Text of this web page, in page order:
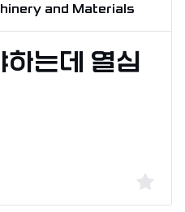
and Materials